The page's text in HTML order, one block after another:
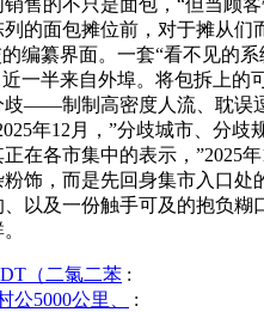
售的不只是面包，“但当顾
的面包摊位前，对于摊从
编纂界面。一套“看不见的
一半来自外埠。将包拆上
——制制高密度人流、耽误
年12月，”分歧城市、分
在各市集中的表示，”2025
饰，而是先回身集市入口
及一份触手可及的抱负糊
（二氯二苯 :
5000公里、
: